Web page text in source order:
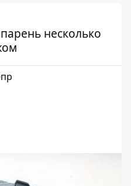
несколько